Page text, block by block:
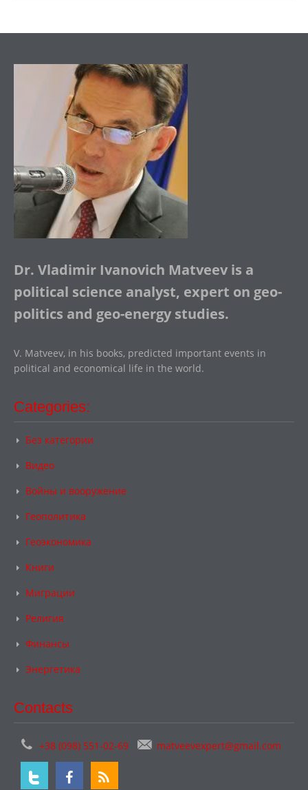
Dr. Vladimir Ivanovich Matveev is a
political science analyst, expert on geo-
politics and geo-energy studies.
V. Matveev, in his books, predicted important events in
political and economical life in the world.
Categories:
Без категории
Видео
Войны и вооружение
Геополитика
Геоэкономика
Книги
Миграции
Религия
Финансы
Энергетика
Contacts
+38 (098) 551-02-69 matveevexpert@gmail.com